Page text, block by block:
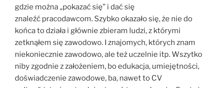
gdzie można „pokazać się” i dać się
znaleźć pracodawcom. Szybko okazało się, że nie do
końca to działa i głównie zbieram ludzi, z którymi
zetknąłem się zawodowo. I znajomych, których znam
niekoniecznie zawodowo, ale też uczelnie itp. Wszytko
niby zgodnie z założeniem, bo edukacja, umiejętności,
doświadczenie zawodowe, ba, nawet to CV